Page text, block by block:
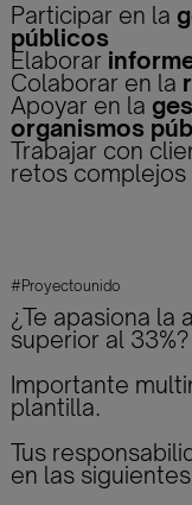
Participar en la
públicos
Elaborar
Colaborar en la
Apoyar en la
organismos
Trabajar con
retos complejos
#Proyectounido
¿Te apasiona la
superior al 33%?
Importante
plantilla.
Tus
en las